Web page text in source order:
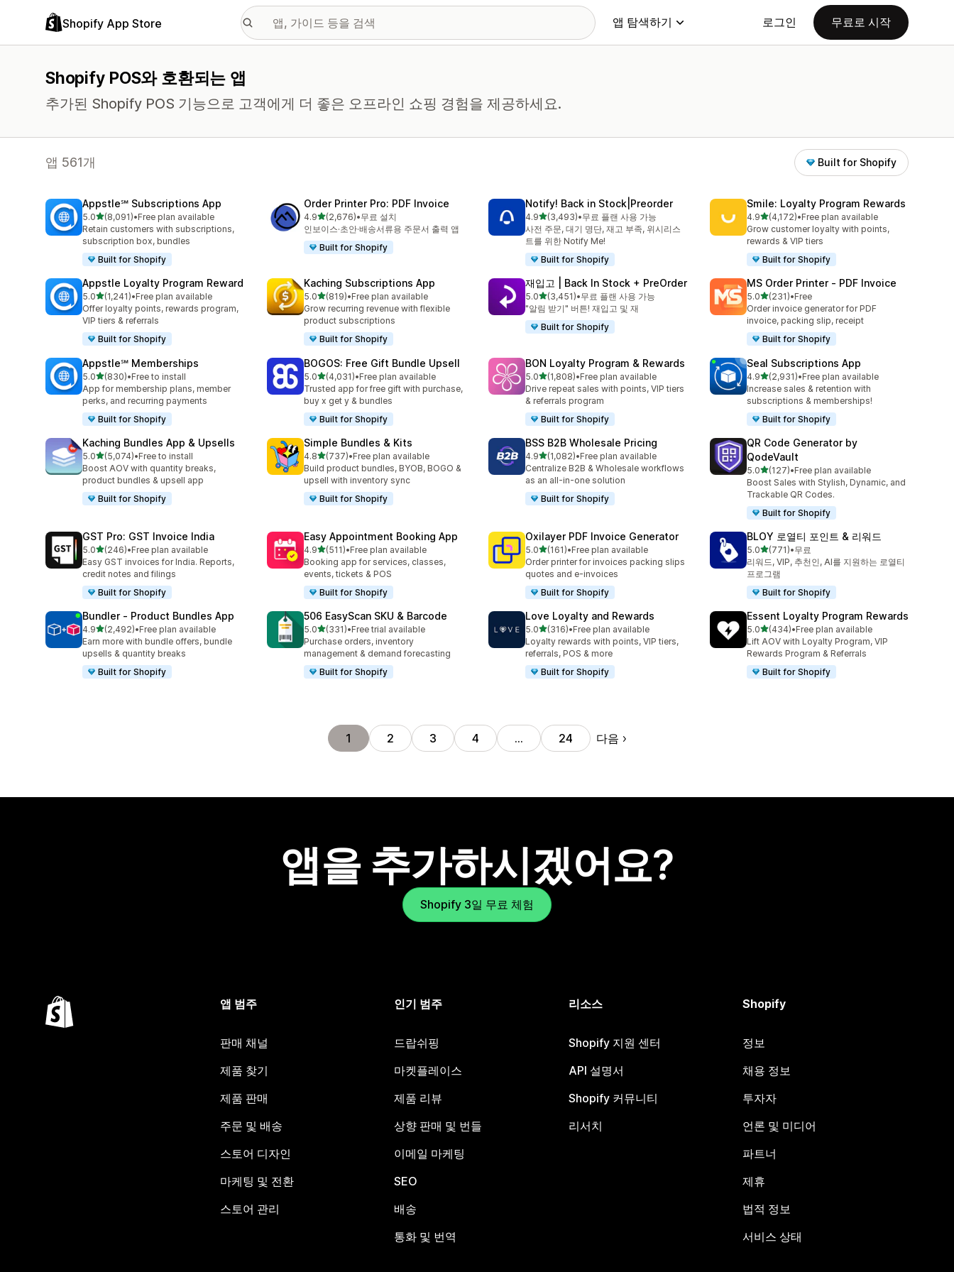
Shopify App Store 앱 탐색하기 로그인 무료로 시작
Shopify POS와 호환되는 앱
추가된 Shopify POS 기능으로 고객에게 더 좋은 오프라인 쇼핑 경험을 제공하세요.
앱 561개 Built for Shopify
Appstle℠ Subscriptions App
5.0별 5개 중
(8,091)
총 리뷰 8091개
•Free plan available
Retain customers with subscriptions,
subscription box, bundles
Built for Shopify
Order Printer Pro: PDF Invoice
4.9별 5개 중
(2,676)
총 리뷰 2676개
•무료 설치
인보이스·초안·배송서류용 주문서 출력 앱
Built for Shopify
Notify! Back in Stock|Preorder
4.9별 5개 중
(3,493)
총 리뷰 3493개
•무료 플랜 사용 가능
사전 주문, 대기 명단, 재고 부족, 위시리스
트를 위한 Notify Me!
Built for Shopify
Smile: Loyalty Program Rewards
4.9별 5개 중
(4,172)
총 리뷰 4172개
•Free plan available
Grow customer loyalty with points,
rewards & VIP tiers
Built for Shopify
Appstle Loyalty Program Reward
5.0별 5개 중
(1,241)
총 리뷰 1241개
•Free plan available
Offer loyalty points, rewards program,
VIP tiers & referrals
Built for Shopify
Kaching Subscriptions App
5.0별 5개 중
(819)
총 리뷰 819개
•Free plan available
Grow recurring revenue with flexible
product subscriptions
Built for Shopify
재입고 | Back In Stock + PreOrder
5.0별 5개 중
(3,451)
총 리뷰 3451개
•무료 플랜 사용 가능
"알림 받기" 버튼! 재입고 및 재
Built for Shopify
MS Order Printer ‑ PDF Invoice
5.0별 5개 중
(231)
총 리뷰 231개
•Free
Order invoice generator for PDF
invoice, packing slip, receipt
Built for Shopify
Appstle℠ Memberships
5.0별 5개 중
(830)
총 리뷰 830개
•Free to install
App for membership plans, member
perks, and recurring payments
Built for Shopify
BOGOS: Free Gift Bundle Upsell
5.0별 5개 중
(4,031)
총 리뷰 4031개
•Free plan available
Trusted app for free gift with purchase,
buy x get y & bundles
Built for Shopify
BON Loyalty Program & Rewards
5.0별 5개 중
(1,808)
총 리뷰 1808개
•Free plan available
Drive repeat sales with points, VIP tiers
& referrals program
Built for Shopify
Seal Subscriptions App
4.9별 5개 중
(2,931)
총 리뷰 2931개
•Free plan available
Increase sales & retention with
subscriptions & memberships!
Built for Shopify
Kaching Bundles App & Upsells
5.0별 5개 중
(5,074)
총 리뷰 5074개
•Free to install
Boost AOV with quantity breaks,
product bundles & upsell app
Built for Shopify
Simple Bundles & Kits
4.8별 5개 중
(737)
총 리뷰 737개
•Free plan available
Build product bundles, BYOB, BOGO &
upsell with inventory sync
Built for Shopify
BSS B2B Wholesale Pricing
4.9별 5개 중
(1,082)
총 리뷰 1082개
•Free plan available
Centralize B2B & Wholesale workflows
as an all-in-one solution
Built for Shopify
QR Code Generator by
QodeVault
5.0별 5개 중
(127)
총 리뷰 127개
•Free plan available
Boost Sales with Stylish, Dynamic, and
Trackable QR Codes.
Built for Shopify
GST Pro: GST Invoice India
5.0별 5개 중
(246)
총 리뷰 246개
•Free plan available
Easy GST invoices for India. Reports,
credit notes and filings
Built for Shopify
Easy Appointment Booking App
4.9별 5개 중
(511)
총 리뷰 511개
•Free plan available
Booking app for services, classes,
events, tickets & POS
Built for Shopify
Oxilayer PDF Invoice Generator
5.0별 5개 중
(161)
총 리뷰 161개
•Free plan available
Order printer for invoices packing slips
quotes and e-invoices
Built for Shopify
BLOY 로열티 포인트 & 리워드
5.0별 5개 중
(771)
총 리뷰 771개
•무료
리워드, VIP, 추천인, AI를 지원하는 로열티
프로그램
Built for Shopify
Bundler ‑ Product Bundles App
4.9별 5개 중
(2,492)
총 리뷰 2492개
•Free plan available
Earn more with bundle offers, bundle
upsells & quantity breaks
Built for Shopify
506 EasyScan SKU & Barcode
5.0별 5개 중
(331)
총 리뷰 331개
•Free trial available
Purchase orders, inventory
management & demand forecasting
Built for Shopify
Love Loyalty and Rewards
5.0별 5개 중
(316)
총 리뷰 316개
•Free plan available
Loyalty rewards with points, VIP tiers,
referrals, POS & more
Built for Shopify
Essent Loyalty Program Rewards
5.0별 5개 중
(434)
총 리뷰 434개
•Free plan available
Lift AOV with Loyalty Program, VIP
Rewards Program & Referrals
Built for Shopify
1 2 3 4 … 24 다음
앱을 추가하시겠어요?
Shopify 3일 무료 체험
앱 범주
판매 채널
제품 찾기
제품 판매
주문 및 배송
스토어 디자인
마케팅 및 전환
스토어 관리
인기 범주
드랍쉬핑
마켓플레이스
제품 리뷰
상향 판매 및 번들
이메일 마케팅
SEO
배송
통화 및 번역
리소스
Shopify 지원 센터
API 설명서
Shopify 커뮤니티
리서치
Shopify
정보
채용 정보
투자자
언론 및 미디어
파트너
제휴
법적 정보
서비스 상태